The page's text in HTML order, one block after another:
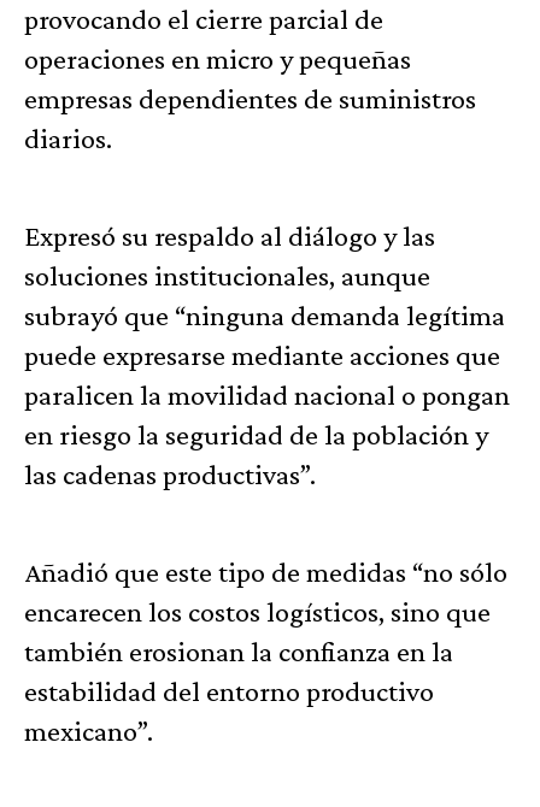
provocando el cierre parcial de
operaciones en micro y pequeñas
empresas dependientes de suministros
diarios.
Expresó su respaldo al diálogo y las
soluciones institucionales, aunque
subrayó que “ninguna demanda legítima
puede expresarse mediante acciones que
paralicen la movilidad nacional o pongan
en riesgo la seguridad de la población y
las cadenas productivas”.
Añadió que este tipo de medidas “no sólo
encarecen los costos logísticos, sino que
también erosionan la confianza en la
estabilidad del entorno productivo
mexicano”.